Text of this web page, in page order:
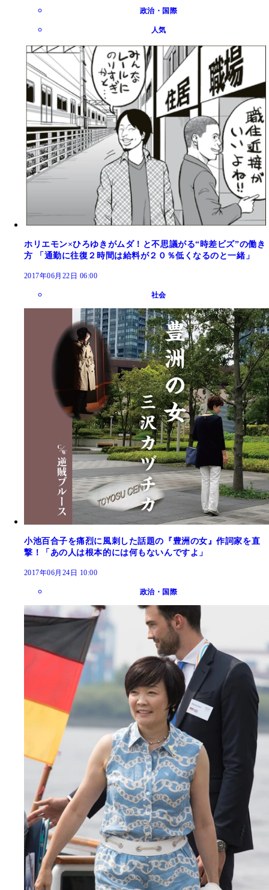
政治・国際
人気
ホリエモン×ひろゆきがムダ！と不思議がる“時差ビズ”の働き
方 「通勤に往復２時間は給料が２０％低くなるのと一緒」
2017年06月22日 06:00
社会
小池百合子を痛烈に風刺した話題の『豊洲の女』作詞家を直
撃！「あの人は根本的には何もないんですよ」
2017年06月24日 10:00
政治・国際